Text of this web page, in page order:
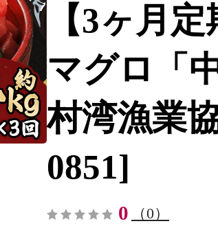
【3ヶ月
マグロ「
村湾漁業
0851]
0 （0）